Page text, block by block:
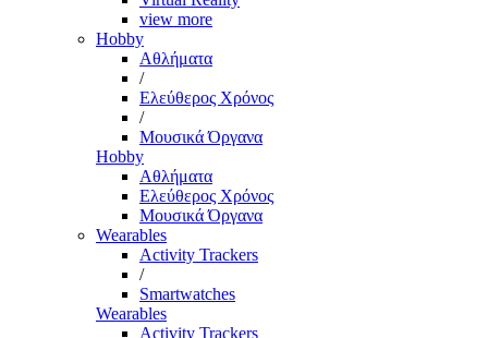
view more
Hobby
Αθλήματα
/
Ελεύθερος Χρόνος
/
Μουσικά Όργανα
Hobby
Αθλήματα
Ελεύθερος Χρόνος
Μουσικά Όργανα
Wearables
Activity Trackers
/
Smartwatches
Wearables
Activity Trackers